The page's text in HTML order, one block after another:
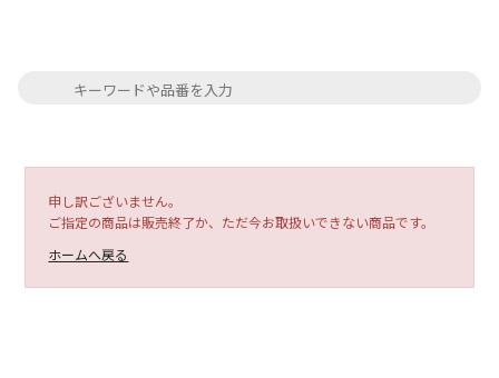
申し訳ございません。
ご指定の商品は販売終了か、ただ今お取扱いできない商品です。
ホームへ戻る